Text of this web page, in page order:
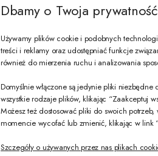
Dbamy o Twoja prywatność
Używamy plików cookie i podobnych
treści i reklamy oraz udostępniać funkcje
również do mierzenia ruchu i analizowania
Domyślnie włączone są jedynie pliki
wszystkie rodzaje plików, klikając “Zaakceptuj
Możesz też dostosować pliki do swoich
momencie wycofać lub zmienić, klikając w link
Szczegóły o używanych przez nas plikach